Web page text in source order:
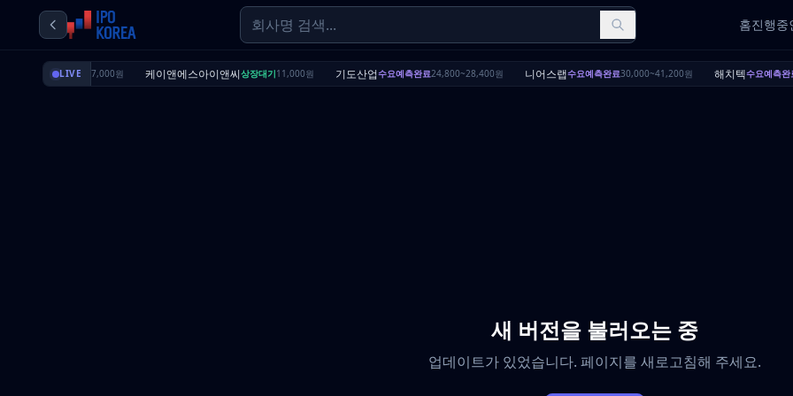
홈진행중
LIVE
상장대기 7,000원 케이앤에스아이앤씨상장대기11,000원 기도산업수요예측완료24,800~28,400원 니어스랩수요예측완료30,000~41,200원 해치텍수요예측완
새 버전을 불러오는 중
업데이트가 있었습니다. 페이지를 새로고침해 주세요.